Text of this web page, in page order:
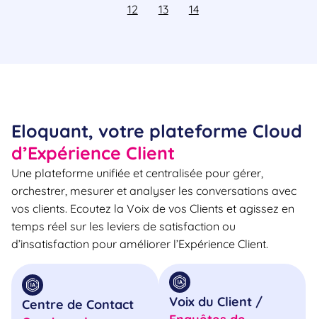
12
13 14
Eloquant, votre plateforme Cloud
d’Expérience Client
Une plateforme unifiée et centralisée pour gérer,
orchestrer, mesurer et analyser les conversations avec
vos clients. Ecoutez la Voix de vos Clients et agissez en
temps réel sur les leviers de satisfaction ou
d’insatisfaction pour améliorer l’Expérience Client.
Centre de Contact
Voix du Client /